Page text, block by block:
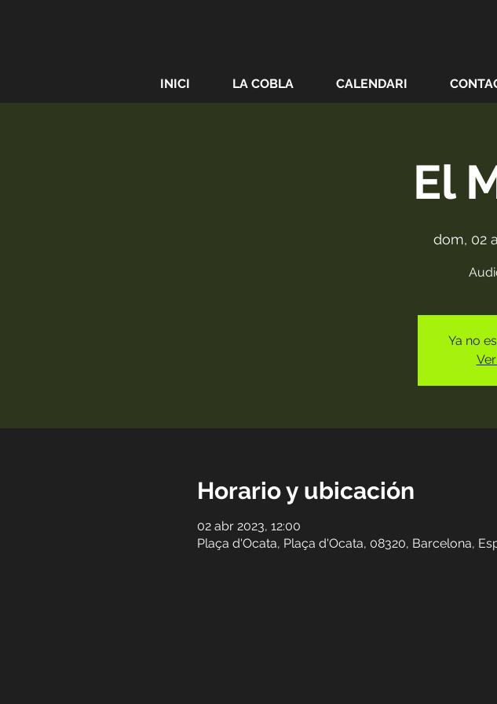
INICI LA COBLA CALENDARI
El
dom, 02
Ya no
Horario y ubicación
02 abr 2023, 12:00
Plaça d'Ocata, Plaça d'Ocata, 08320, Barcelona,